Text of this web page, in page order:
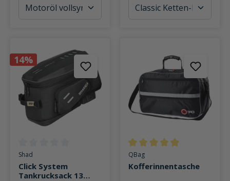
14%
Durchschnittliche Bewertung von 0 von 5 Sternen
Shad
Click System
Tankrucksack 13
Durchschnittliche Bewertung
QBag
Kofferinnentasche